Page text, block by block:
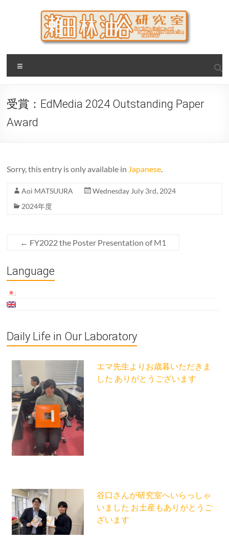
瀬田・林・油谷研究室
大阪公立大学 大学院 情報学研究科 学際情報学専攻 / 大阪府
立大学 理学部 情報数理科学科(大学院 理学系研究科 情報数理
受賞：EdMedia 2024 Outstanding Paper
Award
Sorry, this entry is only available in Japanese.
Aoi MATSUURA
Wednesday July 3rd, 2024
2024年度
← FY2022 the Poster Presentation of M1
Language
Daily Life in Our Laboratory
エマ先生よりお歳暮いただきま
した ありがとうございます
谷口さんが研究室へいらっしゃ
いました お土産もありがとうご
ざいます